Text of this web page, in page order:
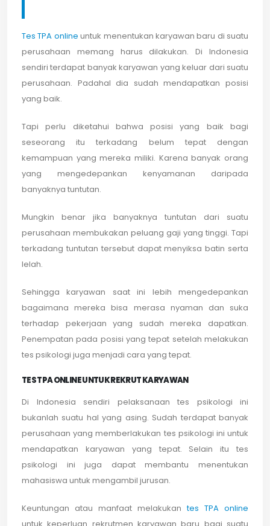
Tes TPA online untuk menentukan karyawan baru di suatu
perusahaan memang harus dilakukan. Di Indonesia
sendiri terdapat banyak karyawan yang keluar dari suatu
perusahaan. Padahal dia sudah mendapatkan posisi
yang baik.
Tapi perlu diketahui bahwa posisi yang baik bagi
seseorang itu terkadang belum tepat dengan
kemampuan yang mereka miliki. Karena banyak orang
yang mengedepankan kenyamanan daripada
banyaknya tuntutan.
Mungkin benar jika banyaknya tuntutan dari suatu
perusahaan membukakan peluang gaji yang tinggi. Tapi
terkadang tuntutan tersebut dapat menyiksa batin serta
lelah.
Sehingga karyawan saat ini lebih mengedepankan
bagaimana mereka bisa merasa nyaman dan suka
terhadap pekerjaan yang sudah mereka dapatkan.
Penempatan pada posisi yang tepat setelah melakukan
tes psikologi juga menjadi cara yang tepat.
TES TPA ONLINE UNTUK REKRUT KARYAWAN
Di Indonesia sendiri pelaksanaan tes psikologi ini
bukanlah suatu hal yang asing. Sudah terdapat banyak
perusahaan yang memberlakukan tes psikologi ini untuk
mendapatkan karyawan yang tepat. Selain itu tes
psikologi ini juga dapat membantu menentukan
mahasiswa untuk mengambil jurusan.
Keuntungan atau manfaat melakukantes TPA online
untuk keperluan rekrutmen karyawan baru bagi suatu